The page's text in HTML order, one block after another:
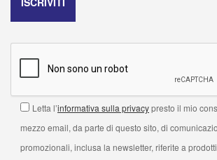
Letta l’informativa sulla privacypresto il mio
mezzo email, da parte di questo sito, di
promozionali, inclusa la newsletter, riferite a